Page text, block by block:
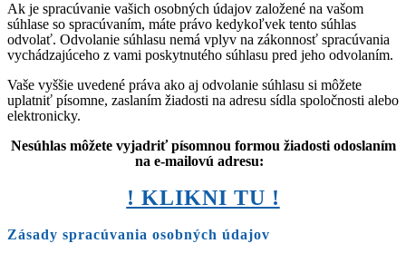
Ak je spracúvanie vašich osobných údajov založené na vašom
súhlase so spracúvaním, máte právo kedykoľvek tento súhlas
odvolať. Odvolanie súhlasu nemá vplyv na zákonnosť spracúvania
vychádzajúceho z vami poskytnutého súhlasu pred jeho odvolaním.
Vaše vyššie uvedené práva ako aj odvolanie súhlasu si môžete
uplatniť písomne, zaslaním žiadosti na adresu sídla spoločnosti alebo
elektronicky.
Nesúhlas môžete vyjadriť písomnou formou žiadosti odoslaním
na e-mailovú adresu:
! KLIKNI TU !
Zásady spracúvania osobných údajov